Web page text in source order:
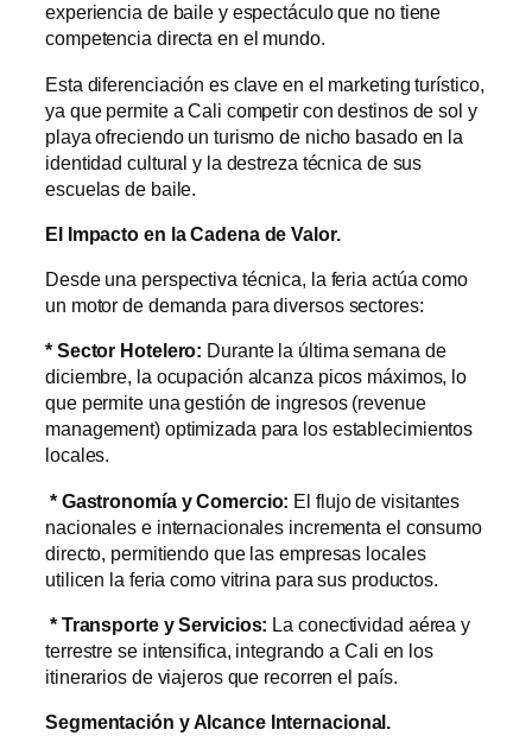
experiencia de baile y espectáculo que no tiene
competencia directa en el mundo.
Esta diferenciación es clave en el marketing turístico,
ya que permite a Cali competir con destinos de sol y
playa ofreciendo un turismo de nicho basado en la
identidad cultural y la destreza técnica de sus
escuelas de baile.
El Impacto en la Cadena de Valor.
Desde una perspectiva técnica, la feria actúa como
un motor de demanda para diversos sectores:
* Sector Hotelero: Durante la última semana de
diciembre, la ocupación alcanza picos máximos, lo
que permite una gestión de ingresos (revenue
management) optimizada para los establecimientos
locales.
* Gastronomía y Comercio: El flujo de visitantes
nacionales e internacionales incrementa el consumo
directo, permitiendo que las empresas locales
utilicen la feria como vitrina para sus productos.
* Transporte y Servicios: La conectividad aérea y
terrestre se intensifica, integrando a Cali en los
itinerarios de viajeros que recorren el país.
Segmentación y Alcance Internacional.